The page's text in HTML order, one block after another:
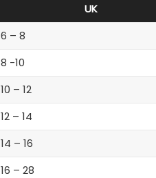
UK
6 – 8
8 -10
10 – 12
12 – 14
14 – 16
16 – 28